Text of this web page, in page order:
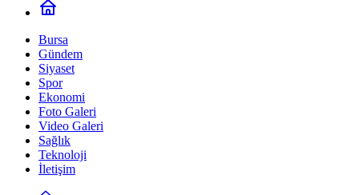
Bursa
Gündem
Siyaset
Spor
Ekonomi
Foto Galeri
Video Galeri
Sağlık
Teknoloji
İletişim